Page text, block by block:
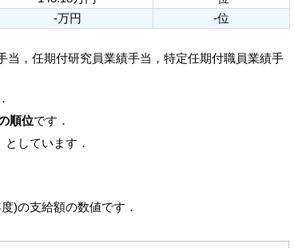
-万円 -位
当，任期付研究員業績手当，特定任期付職員業績手
順位です．
しています．
)の支給額の数値です．